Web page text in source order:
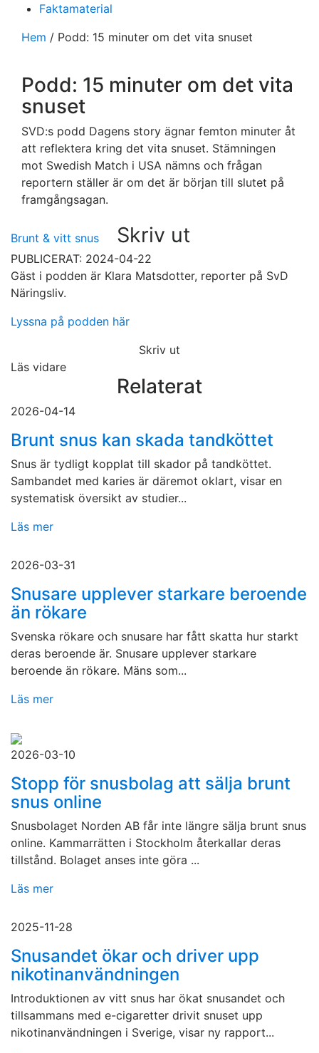
Faktamaterial
Hem / Podd: 15 minuter om det vita snuset
Podd: 15 minuter om det vita
snuset
SVD:s podd Dagens story ägnar femton minuter åt
att reflektera kring det vita snuset. Stämningen
mot Swedish Match i USA nämns och frågan
reportern ställer är om det är början till slutet på
framgångsagan.
Brunt & vitt snus Skriv ut
PUBLICERAT: 2024-04-22
Gäst i podden är Klara Matsdotter, reporter på SvD
Näringsliv.
Lyssna på podden här
Skriv ut
Läs vidare
Relaterat
2026-04-14
Brunt snus kan skada tandköttet
Snus är tydligt kopplat till skador på tandköttet.
Sambandet med karies är däremot oklart, visar en
systematisk översikt av studier...
Läs mer
2026-03-31
Snusare upplever starkare beroende
än rökare
Svenska rökare och snusare har fått skatta hur starkt
deras beroende är. Snusare upplever starkare
beroende än rökare. Mäns som...
Läs mer
2026-03-10
Stopp för snusbolag att sälja brunt
snus online
Snusbolaget Norden AB får inte längre sälja brunt snus
online. Kammarrätten i Stockholm återkallar deras
tillstånd. Bolaget anses inte göra ...
Läs mer
2025-11-28
Snusandet ökar och driver upp
nikotinanvändningen
Introduktionen av vitt snus har ökat snusandet och
tillsammans med e-cigaretter drivit snuset upp
nikotinanvändningen i Sverige, visar ny rapport...